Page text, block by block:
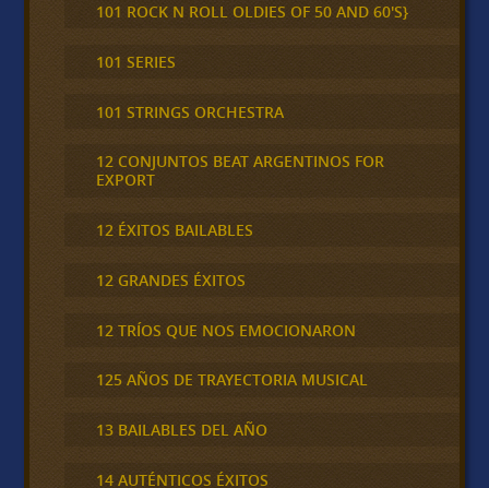
101 ROCK N ROLL OLDIES OF 50 AND 60'S}
101 SERIES
101 STRINGS ORCHESTRA
12 CONJUNTOS BEAT ARGENTINOS FOR
EXPORT
12 ÉXITOS BAILABLES
12 GRANDES ÉXITOS
12 TRÍOS QUE NOS EMOCIONARON
125 AÑOS DE TRAYECTORIA MUSICAL
13 BAILABLES DEL AÑO
14 AUTÉNTICOS ÉXITOS